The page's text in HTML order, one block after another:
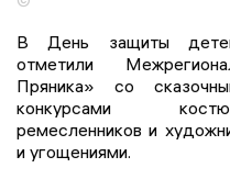
В День защиты
отметили
Пряника» со
конкурсами
ремесленников и
и угощениями.